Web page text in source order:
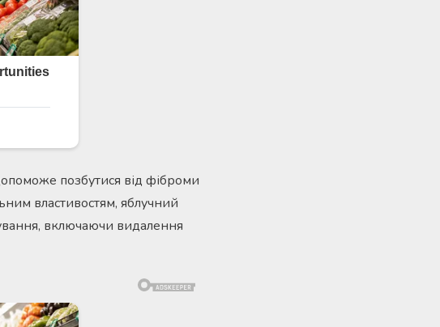
позбутися від фіброми
властивостям, яблучний
включаючи видалення